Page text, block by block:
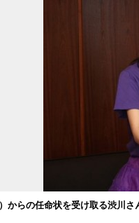
からの任命状を受け取る渋川さ